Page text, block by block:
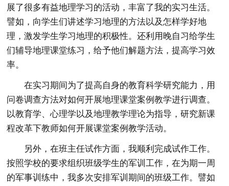
展了很多有益地理学习的活动，丰富了我的实习生活。
譬如，向学生们讲述学习地理的方法以及怎样学好地
理，激发学生学习地理的积极性。还利用晚自习给学生
们辅导地理课堂练习，给予他们解题方法，提高学习效
率。
在实习期间为了提高自身的教育科学研究能力，用
问卷调查方法对如何开展地理课堂案例教学进行调查。
以教育学、心理学以及地理教学理论为指导，研究新课
程改革下教师如何开展课堂案例教学活动。
另外，在班主任试作方面，我顺利完成试作工作。
按照学校的要求组织班级学生的军训工作，在为期一周
的军事训练中，我多次安排军训期间的班级工作。譬如